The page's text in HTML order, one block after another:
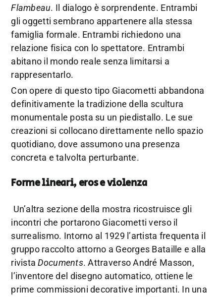
Flambeau. Il dialogo è sorprendente. Entrambi
gli oggetti sembrano appartenere alla stessa
famiglia formale. Entrambi richiedono una
relazione fisica con lo spettatore. Entrambi
abitano il mondo reale senza limitarsi a
rappresentarlo.
Con opere di questo tipo Giacometti abbandona
definitivamente la tradizione della scultura
monumentale posta su un piedistallo. Le sue
creazioni si collocano direttamente nello spazio
quotidiano, dove assumono una presenza
concreta e talvolta perturbante.
Forme lineari, eros e violenza
Un’altra sezione della mostra ricostruisce gli
incontri che portarono Giacometti verso il
surrealismo. Intorno al 1929 l’artista frequenta il
gruppo raccolto attorno a Georges Bataille e alla
rivistaDocuments. Attraverso André Masson,
l’inventore del disegno automatico, ottiene le
prime commissioni decorative importanti. In una